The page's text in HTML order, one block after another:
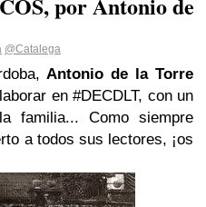
@Catalega
Antonio de la Torre
en #DECDLT, con un
familia... Como siempre
a todos sus lectores, ¡os